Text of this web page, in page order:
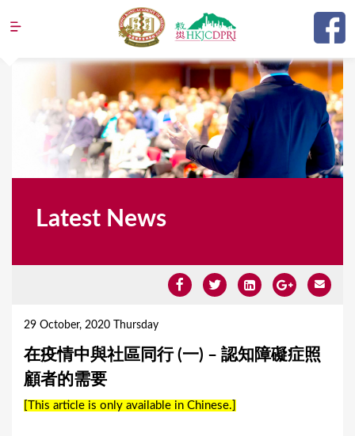
Jump to navigation
Latest News
29 October, 2020 Thursday
在疫情中與社區同行 (一) – 認知障礙症照
顧者的需要
[This article is only available in Chinese.]